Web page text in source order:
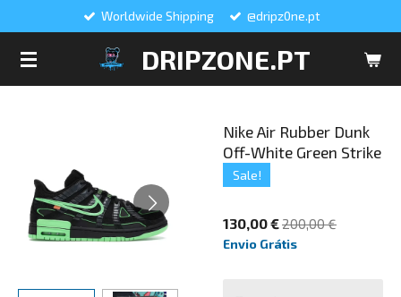
DRIPZONE.PT
Worldwide Shipping @dripz0ne.pt
Nike Air Rubber Dunk
Off-White Green Strike
Sale!
130,00 €200,00 €
Envio Grátis